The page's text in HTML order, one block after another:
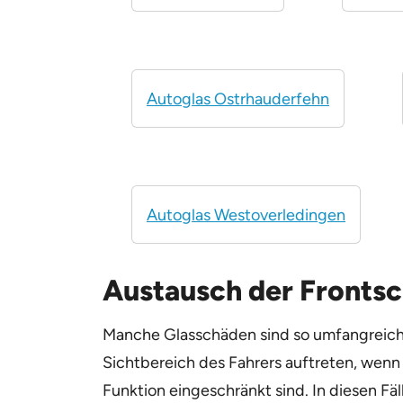
Autoglas Ostrhauderfehn
Autoglas Westoverledingen
Austausch der
Manche Glasschäden sind so
Sichtbereich des Fahrers auftreten,
Funktion eingeschränkt sind. In diesen